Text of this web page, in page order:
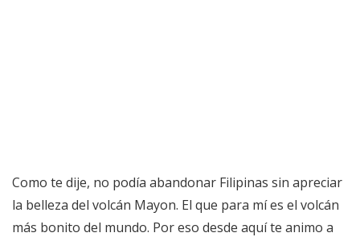
Como te dije, no podía abandonar Filipinas sin apreciar
la belleza del volcán Mayon. El que para mí es el volcán
más bonito del mundo. Por eso desde aquí te animo a